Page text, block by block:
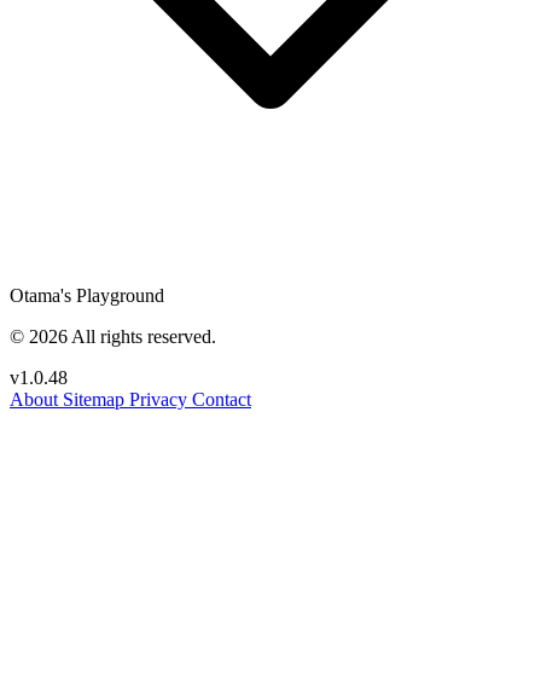
Otama's Playground
© 2026 All rights reserved.
v1.0.48
About Sitemap Privacy Contact